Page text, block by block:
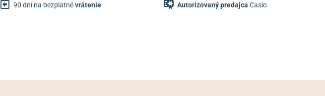
90 dní na bezplatnévrátenie Autorizovaný predajca Casio
99,90 € 149 € 109 € 99 €